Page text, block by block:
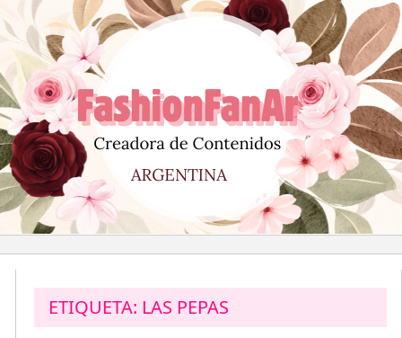
al
contenido
ETIQUETA: LAS PEPAS